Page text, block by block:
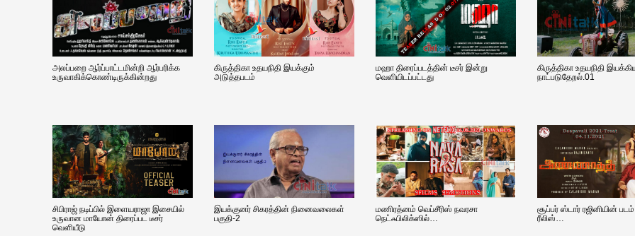
அலப்பறை ஆர்ப்பாட்டமின்றி ஆர்பரிக்க
உருவாகிக்கொண்டிருக்கின்றது
கிருத்திகா உதயநிதி இயக்கும்
அடுத்தபடம்
மஹா திரைப்படத்தின் டீசர் இன்று
வெளியிடப்பட்டது
கிருத்திகா உதயநிதி
நாட்படுதேறல்.01
சிபிராஜ் நடிப்பில் இளையராஜா இசையில்
உருவான மாயோன் திரைப்பட டீசர்
வெளியீடு
இயக்குனர் சிகரத்தின் நினைவலைகள்
பகுதி-2
மணிரத்னம் வெப்சீரிஸ் நவரசா
நெட்ஃபிலிக்ஸில்…
சூப்பர் ஸ்டார் ரஜினியின்
ரீலிஸ்…